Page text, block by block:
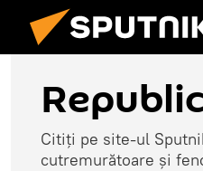
Citiți pe site-ul
cutremurătoare și